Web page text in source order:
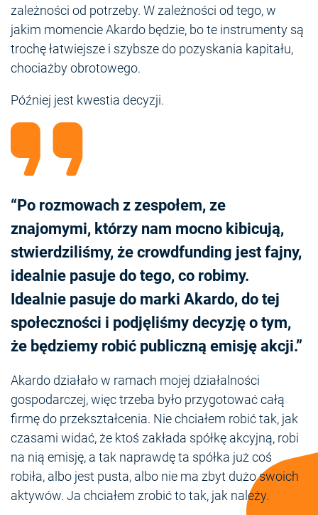
zależności od potrzeby. W zależności od tego, w
jakim momencie Akardo będzie, bo te instrumenty są
trochę łatwiejsze i szybsze do pozyskania kapitału,
chociażby obrotowego.
Później jest kwestia decyzji.
“Po rozmowach z zespołem, ze
znajomymi, którzy nam mocno kibicują,
stwierdziliśmy, że crowdfunding jest fajny,
idealnie pasuje do tego, co robimy.
Idealnie pasuje do marki Akardo, do tej
społeczności i podjęliśmy decyzję o tym,
że będziemy robić publiczną emisję akcji.”
Akardo działało w ramach mojej działalności
gospodarczej, więc trzeba było przygotować całą
firmę do przekształcenia. Nie chciałem robić tak, jak
czasami widać, że ktoś zakłada spółkę akcyjną, robi
na nią emisję, a tak naprawdę ta spółka już coś
robiła, albo jest pusta, albo nie ma zbyt dużo swoich
aktywów. Ja chciałem zrobić to tak, jak należy.